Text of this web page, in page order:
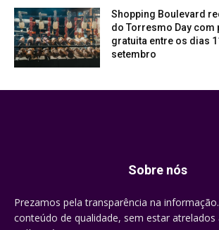
Shopping Boulevard
do Torresmo Day
gratuita entre os dias
setembro
Sobre nós
Prezamos pela transparência na
conteúdo de qualidade, sem estar atrelados